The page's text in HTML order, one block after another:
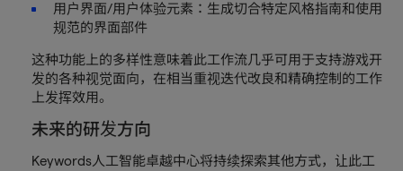
用户界面/用户体验元素：生成切合特定风格指南和使用
规范的界面部件
这种功能上的多样性意味着此工作流几乎可用于支持游戏开
发的各种视觉面向，在相当重视迭代改良和精确控制的工作
上发挥效用。
未来的研发方向
Keywords人工智能卓越中心将持续探索其他方式，让此工